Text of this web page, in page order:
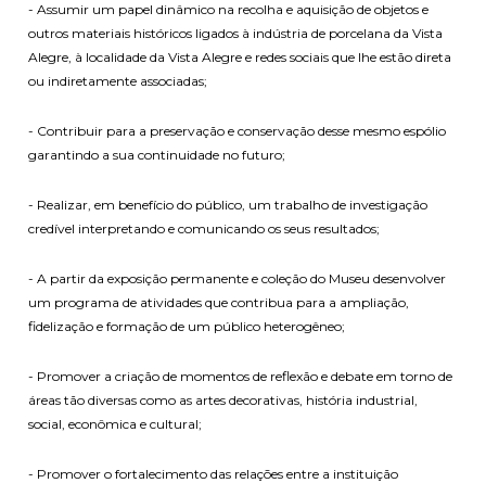
- Assumir um papel dinâmico na recolha e aquisição de objetos e
outros materiais históricos ligados à indústria de porcelana da Vista
Alegre, à localidade da Vista Alegre e redes sociais que lhe estão direta
ou indiretamente associadas;
- Contribuir para a preservação e conservação desse mesmo espólio
garantindo a sua continuidade no futuro;
- Realizar, em benefício do público, um trabalho de investigação
credível interpretando e comunicando os seus resultados;
- A partir da exposição permanente e coleção do Museu desenvolver
um programa de atividades que contribua para a ampliação,
fidelização e formação de um público heterogêneo;
- Promover a criação de momentos de reflexão e debate em torno de
áreas tão diversas como as artes decorativas, história industrial,
social, econômica e cultural;
- Promover o fortalecimento das relações entre a instituição